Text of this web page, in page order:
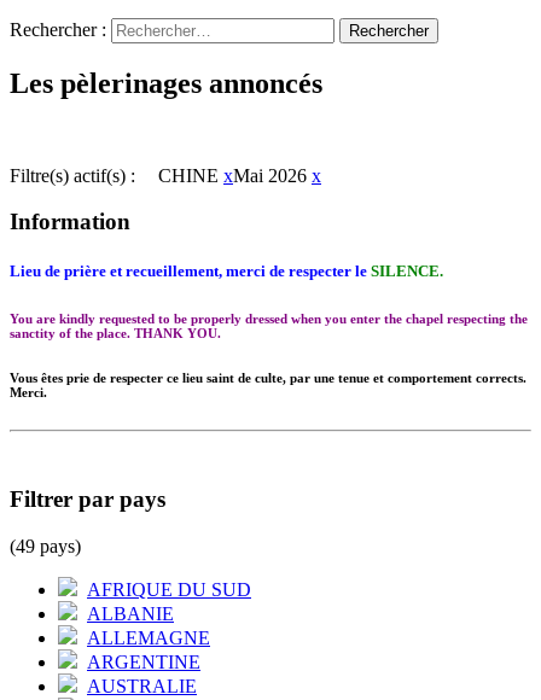
Rechercher :
Les pèlerinages annoncés
Filtre(s) actif(s) : CHINE xMai 2026 x
Information
Lieu de prière et recueillement, merci de respecter le SILENCE.
You are kindly requested to be properly dressed when you enter the chapel respecting the
sanctity of the place. THANK YOU.
Vous êtes prie de respecter ce lieu saint de culte, par une tenue et comportement corrects.
Merci.
Filtrer par pays
(49 pays)
AFRIQUE DU SUD
ALBANIE
ALLEMAGNE
ARGENTINE
AUSTRALIE